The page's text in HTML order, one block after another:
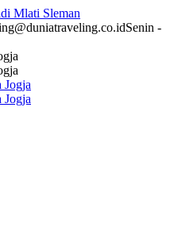
Mlati Sleman
Senin -